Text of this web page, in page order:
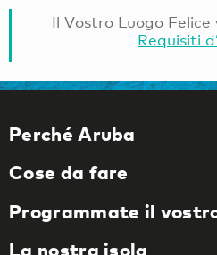
Il Vostro Luogo
Requisiti
Perché Aruba
Cose da fare
Programmate il
La nostra isola